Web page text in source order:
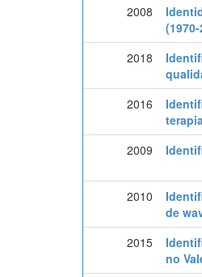
2008
2018
2016
2009
2010
de
2015
no